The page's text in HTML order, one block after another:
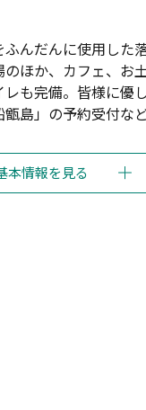
んだんに使用した
のほか、カフェ、お
も完備。皆様に優
島」の予約受付な
本情報を見る